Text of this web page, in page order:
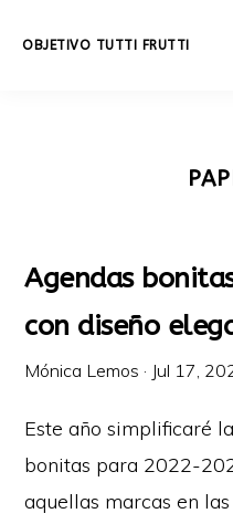
OBJETIVO TUTTI FRUTTI
la
vida.
Agendas
con diseño
Mónica Lemos · Jul 17,
Este año simplificaré
bonitas para 2022-
aquellas marcas en